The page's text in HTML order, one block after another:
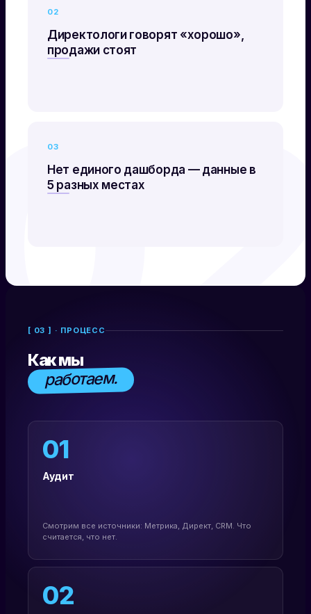
02
Директологи говорят «хорошо»,
продажи стоят
03
Нет единого дашборда — данные в
5 разных местах
[ 03 ] · ПРОЦЕСС
Как мы
работаем.
01
Аудит
Смотрим все источники: Метрика, Директ, CRM. Что
считается, что нет.
02